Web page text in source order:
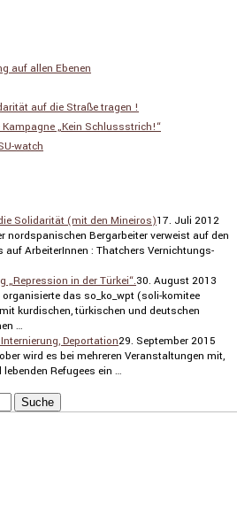
auf allen Ebenen
auf die Straße tragen !
„Kein Schlussstrich!“
watch
Solidarität (mit den Mineiros)17. Juli 2012
nordspa­ni­schen Bergar­beiter verweist auf den
auf Arbei­te­rInnen : Thatchers Vernich­tungs­
in der Türkei“.30. August 2013
das so_ko_wpt (soli-komitee
kurdi­schen, türki­schen und deutschen
…
Deportation29. September 2015
wird es bei mehreren Veran­stal­tungen mit,
Refugees ein …